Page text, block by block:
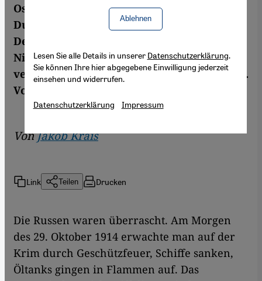
Osmanischen Reich ein gewohntes Bild.
Durch das Bündnis mit der Militärmacht
Deutschland wollten die Osmanen ihre
Niederlagenserie umkehren. Letzten Endes
verloren sie mit dem Krieg ihr ganzes Reich.
Von Jakob Krais
VonJakob Krais
Link Teilen Drucken
Die Russen waren überrascht. Am Morgen
des 29. Oktober 1914 erwachte man auf der
Krim durch Geschützfeuer, Schiffe sanken,
Öltanks gingen in Flammen auf. Das
Ablehnen
Lesen Sie alle Details in unserer Datenschutzerklärung.
Sie können Ihre hier abgegebene Einwilligung jederzeit
einsehen und widerrufen.
Datenschutzerklärung Impressum